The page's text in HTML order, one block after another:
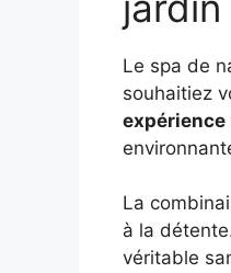
Le spa de
souhaitiez
expérience
La
à la
véritable